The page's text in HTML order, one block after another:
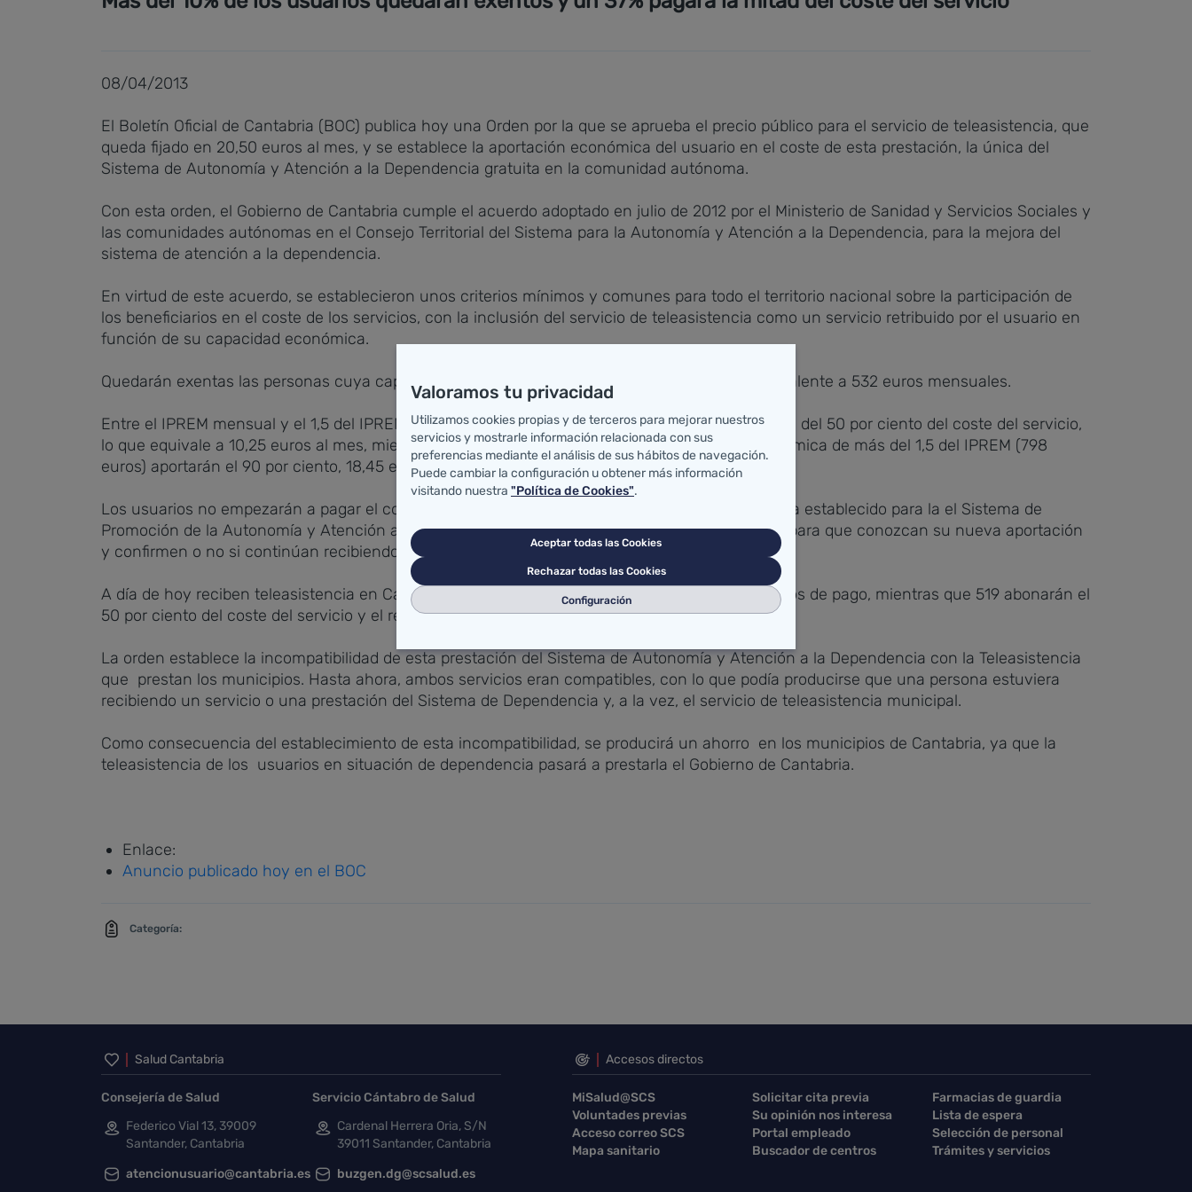
08/04/2013
El Boletín Oficial de Cantabria (BOC) publica hoy una Orden por la que se aprueba el precio público para el servicio de teleasistencia, que
queda fijado en 20,50 euros al mes, y se establece la aportación económica del usuario en el coste de esta prestación, la única del
Sistema de Autonomía y Atención a la Dependencia gratuita en la comunidad autónoma.
Con esta orden, el Gobierno de Cantabria cumple el acuerdo adoptado en julio de 2012 por el Ministerio de Sanidad y Servicios Sociales y
las comunidades autónomas en el Consejo Territorial del Sistema para la Autonomía y Atención a la Dependencia, para la mejora del
sistema de atención a la dependencia.
En virtud de este acuerdo, se establecieron unos criterios mínimos y comunes para todo el territorio nacional sobre la participación de
los beneficiarios en el coste de los servicios, con la inclusión del servicio de teleasistencia como un servicio retribuido por el usuario en
función de su capacidad económica.
Quedarán exentas las personas cuya capacidad económica sea igual o inferior al IPREM, equivalente a 532 euros mensuales.
Entre el IPREM mensual y el 1,5 del IPREM (de 532 a 798 euros mensuales) la participación será del 50 por ciento del coste del servicio,
lo que equivale a 10,25 euros al mes, mientras que aquellos usuarios con una capacidad económica de más del 1,5 del IPREM (798
euros) aportarán el 90 por ciento, 18,45 euros al mes.
Los usuarios no empezarán a pagar el coste del servicio de manera inmediata. Según el sistema establecido para la el Sistema de
Promoción de la Autonomía y Atención a la Dependencia, se les dará un trámite de audiencia para que conozcan su nueva aportación
y confirmen o no si continúan recibiendo teleasistencia.
A día de hoy reciben teleasistencia en Cantabria 1.397 usuarios, de los que 147 quedarán exentos de pago, mientras que 519 abonarán el
50 por ciento del coste del servicio y el resto el 90 por ciento.
La orden establece la incompatibilidad de esta prestación del Sistema de Autonomía y Atención a la Dependencia con la Teleasistencia
que prestan los municipios. Hasta ahora, ambos servicios eran compatibles, con lo que podía producirse que una persona estuviera
recibiendo un servicio o una prestación del Sistema de Dependencia y, a la vez, el servicio de teleasistencia municipal.
Como consecuencia del establecimiento de esta incompatibilidad, se producirá un ahorro en los municipios de Cantabria, ya que la
teleasistencia de los usuarios en situación de dependencia pasará a prestarla el Gobierno de Cantabria.
Enlace:
Anuncio publicado hoy en el BOC
Categoría:
Inicio del pie de página
Salud Cantabria
Consejería de Salud
Federico Vial 13, 39009
Santander, Cantabria
atencionusuario@cantabria.es
Servicio Cántabro de Salud
Cardenal Herrera Oria, S/N
39011 Santander, Cantabria
buzgen.dg@scsalud.es
Accesos directos
MiSalud@SCS Solicitar cita previa
Farmacias de guardia
Voluntades previas
Su opinión nos interesa
Lista de espera
Acceso correo SCS
Portal empleado
Selección de personal
Mapa sanitario
Buscador de centros Trámites y servicios
Valoramos tu privacidad
Utilizamos cookies propias y de terceros para mejorar nuestros
servicios y mostrarle información relacionada con sus
preferencias mediante el análisis de sus hábitos de navegación.
Puede cambiar la configuración u obtener más información
visitando nuestra "Política de Cookies".
Aceptar todas las Cookies
Rechazar todas las Cookies
Configuración